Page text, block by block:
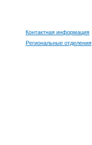
Контактная информация
Региональные отделения